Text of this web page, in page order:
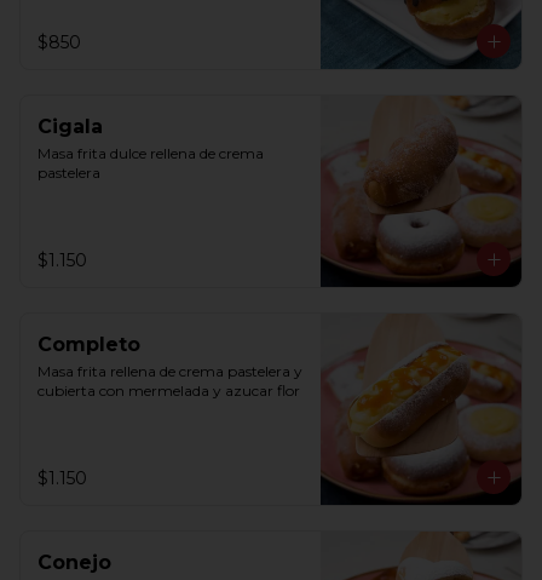
$850
Cigala
Masa frita dulce rellena de crema
pastelera
$1.150
Completo
Masa frita rellena de crema pastelera y
cubierta con mermelada y azucar flor
$1.150
Conejo